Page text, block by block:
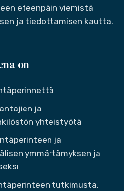
eteenpäin viemistä
ja tiedottamisen kautta.
on
ja
yhteistyötä
ja
ymmärtämyksen ja
tutkimusta,